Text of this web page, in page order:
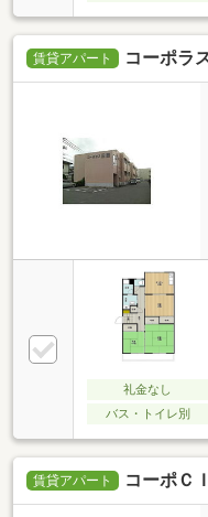
賃貸アパート コーポラ
礼金なし
バス・トイレ別
賃貸アパート コーポＣ